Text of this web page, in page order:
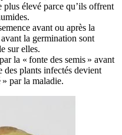
plus élevé parce qu’ils offrent
avant ou après la
la germination sont
sur elles.
la « fonte des semis » avant
des plants infectés devient
par la maladie.